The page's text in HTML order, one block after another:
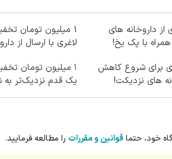
داروخانه های
با پک یخ!
1 میلیون تومان
لاغری با ارسال از
برای شروع کاهش
های نزدیکت!
۱ میلیون تومان
یک قدم نزدیک‌تر
خود، حتماقوانین و مقررات را مطالعه فرمایید.